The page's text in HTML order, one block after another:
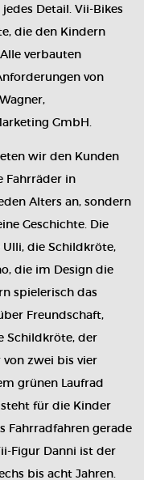
Detail. Vii-Bikes
die den Kindern
verbauten
von
GmbH.
wir den Kunden
Fahrräder in
Alters an, sondern
Geschichte. Die
die Schildkröte,
die im Design die
spielerisch das
Freundschaft,
Schildkröte, der
zwei bis vier
grünen Laufrad
für die Kinder
Fahrradfahren gerade
Figur Danni ist der
bis acht Jahren.